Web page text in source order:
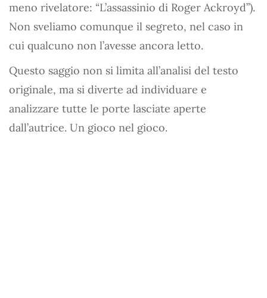
meno rivelatore: “L’assassinio di Roger Ackroyd”).
Non sveliamo comunque il segreto, nel caso in
cui qualcuno non l’avesse ancora letto.
Questo saggio non si limita all’analisi del testo
originale, ma si diverte ad individuare e
analizzare tutte le porte lasciate aperte
dall’autrice. Un gioco nel gioco.